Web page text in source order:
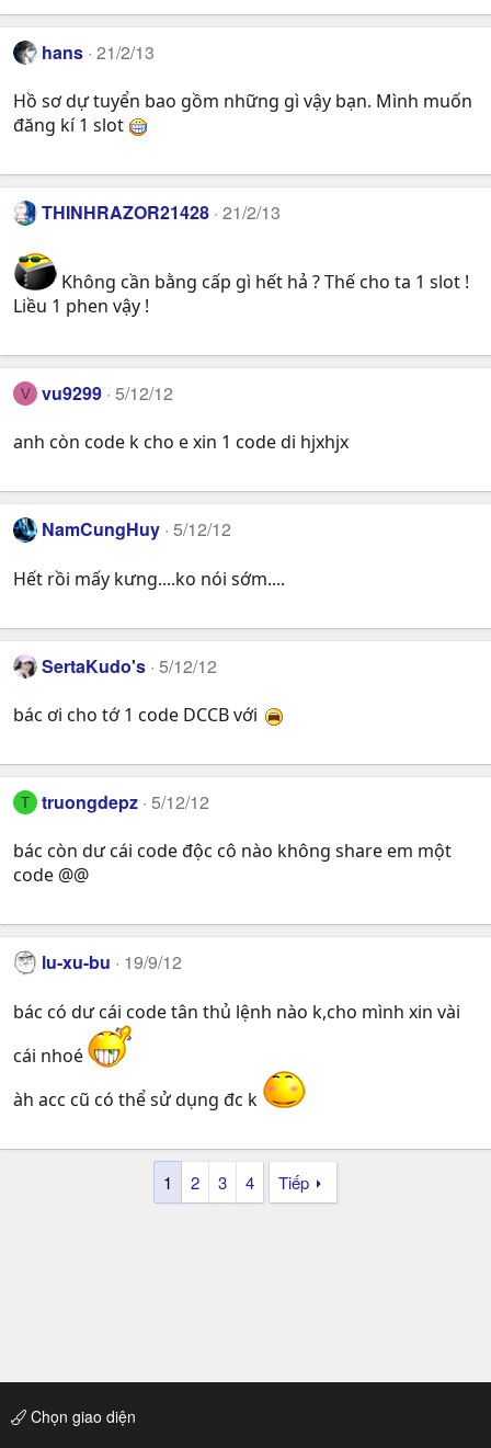
hans 21/2/13
Hồ sơ dự tuyển bao gồm những gì vậy bạn. Mình muốn
đăng kí 1 slot
THINHRAZOR21428 21/2/13
Không cần bằng cấp gì hết hả ? Thế cho ta 1 slot !
Liều 1 phen vậy !
V vu9299 5/12/12
anh còn code k cho e xin 1 code di hjxhjx
NamCungHuy 5/12/12
Hết rồi mấy kưng....ko nói sớm....
SertaKudo's 5/12/12
bác ơi cho tớ 1 code DCCB với
T truongdepz 5/12/12
bác còn dư cái code độc cô nào không share em một
code @@
lu-xu-bu 19/9/12
bác có dư cái code tân thủ lệnh nào k,cho mình xin vài
cái nhoé
àh acc cũ có thể sử dụng đc k
1 2 3 4 Tiếp
Chọn giao diện